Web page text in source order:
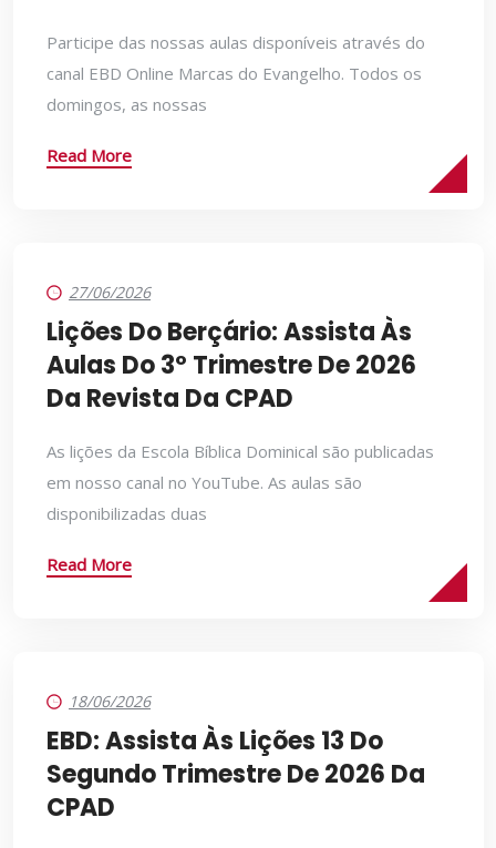
Participe das nossas aulas disponíveis através do
canal EBD Online Marcas do Evangelho. Todos os
domingos, as nossas
Read More
27/06/2026
Lições Do Berçário: Assista Às
Aulas Do 3º Trimestre De 2026
Da Revista Da CPAD
As lições da Escola Bíblica Dominical são publicadas
em nosso canal no YouTube. As aulas são
disponibilizadas duas
Read More
18/06/2026
EBD: Assista Às Lições 13 Do
Segundo Trimestre De 2026 Da
CPAD